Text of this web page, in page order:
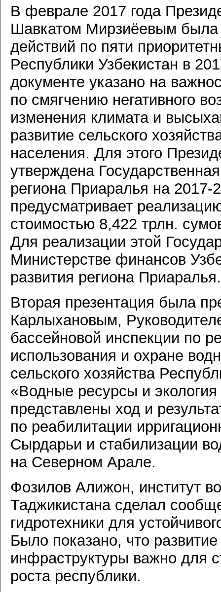
В феврале 2017 года
Шавкатом Мирзиёевым была
действий по пяти
Республики Узбекистан в
документе указано на
по смягчению негативного
изменения климата и
развитие сельского
населения. Для этого
утверждена
региона Приаралья на
предусматривает
стоимостью 8,422 трлн.
Для реализации этой
Министерстве финансов
развития региона Приаралья.
Вторая презентация была
Карлыхановым,
бассейновой инспекции по
использования и охране
сельского хозяйства
«Водные ресурсы и
представлены ход и
по реабилитации
Сырдарьи и стабилизации
на Северном Арале.
Фозилов Алижон, институт
Таджикистана сделал
гидротехники для
Было показано, что
инфраструктуры важно для
роста республики.